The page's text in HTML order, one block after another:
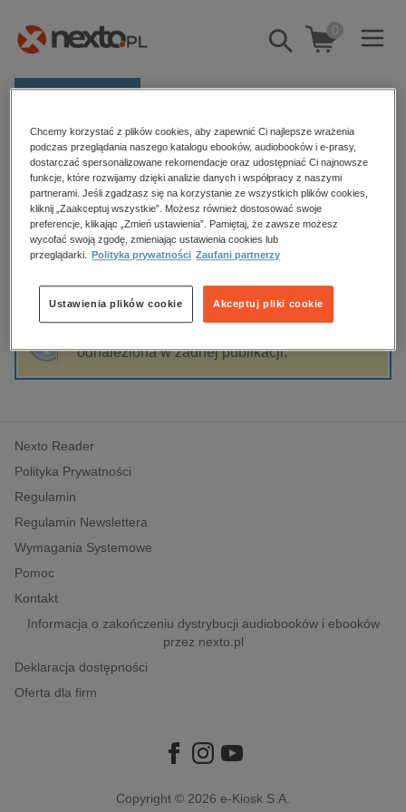
Pokaż/schowaj
wyszukiwarkę
0
Kategorie
Zobacz wszystkie E-prasa
budownictwo, aranżacja wnętrz
biznesowe, branżowe, gospodarka
dzienniki
edukacja
hobby, sport, rozrywka
komputery, internet, technologie, informatyka
polityka, społeczno-informacyjne
psychologiczne
inne
popularno-naukowe
historia
Strona główna Tomasz Gralak
Tomasz Gralak
Sortowanie Filtrowanie
odnaleziona w żadnej publikacji.
Nexto Reader
Polityka Prywatności
Regulamin
Regulamin Newslettera
Wymagania Systemowe
Pomoc
Kontakt
Informacja o zakończeniu dystrybucji audiobooków i ebooków
przez nexto.pl
Deklaracja dostępności
Oferta dla firm
Copyright © 2026 e-Kiosk S.A.
Chcemy korzystać z plików cookies, aby zapewnić Ci najlepsze wrażenia
podczas przeglądania naszego katalogu ebooków, audiobooków i e-prasy,
dostarczać spersonalizowane rekomendacje oraz udostępniać Ci najnowsze
funkcje, które rozwijamy dzięki analizie danych i współpracy z naszymi
partnerami. Jeśli zgadzasz się na korzystanie ze wszystkich plików cookies,
kliknij „Zaakceptuj wszystkie”. Możesz również dostosować swoje
preferencje, klikając „Zmień ustawienia”. Pamiętaj, że zawsze możesz
wycofać swoją zgodę, zmieniając ustawienia cookies lub
przeglądarki.
Polityka prywatności Zaufani partnerzy
Akceptuj pliki cookie
Ustawienia plików cookie